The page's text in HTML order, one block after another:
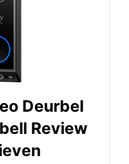
Deurbel
Review